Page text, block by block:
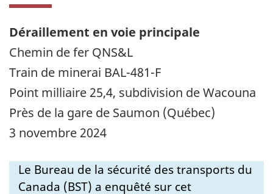
Déraillement en voie principale
Chemin de fer QNS&L
Train de minerai BAL-481-F
Point milliaire 25,4, subdivision de Wacouna
Près de la gare de Saumon (Québec)
3 novembre 2024
Le Bureau de la sécurité des transports du
Canada (BST) a enquêté sur cet